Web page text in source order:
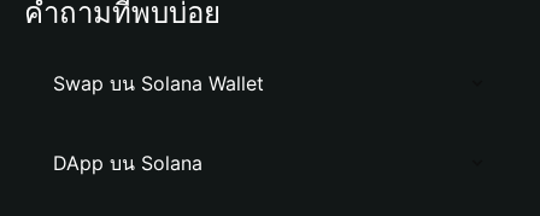
คำถามที่พบบ่อย
Swap บน Solana Wallet
DApp บน Solana